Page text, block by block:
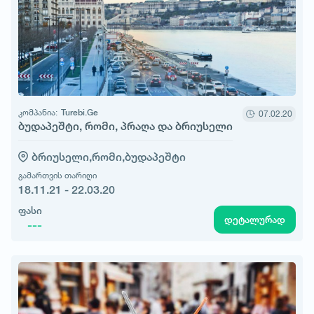
კომპანია: Turebi.Ge
ბუდაპეშტი, რომი, პრაღა და ბრიუსელი
07.02.20
ბრიუსელი,რომი,ბუდაპეშტი
გამართვის თარიღი
18.11.21 - 22.03.20
ფასი
--- დეტალურად